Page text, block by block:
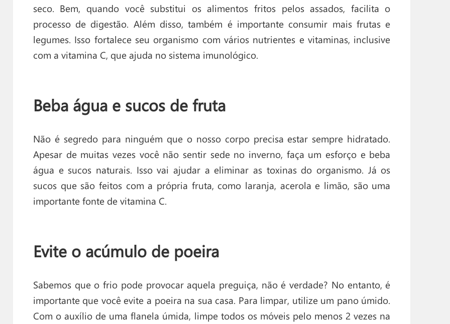
seco. Bem, quando você substitui os alimentos fritos pelos assados, facilita o
processo de digestão. Além disso, também é importante consumir mais frutas e
legumes. Isso fortalece seu organismo com vários nutrientes e vitaminas, inclusive
com a vitamina C, que ajuda no sistema imunológico.
Beba água e sucos de fruta
Não é segredo para ninguém que o nosso corpo precisa estar sempre hidratado.
Apesar de muitas vezes você não sentir sede no inverno, faça um esforço e beba
água e sucos naturais. Isso vai ajudar a eliminar as toxinas do organismo. Já os
sucos que são feitos com a própria fruta, como laranja, acerola e limão, são uma
importante fonte de vitamina C.
Evite o acúmulo de poeira
Sabemos que o frio pode provocar aquela preguiça, não é verdade? No entanto, é
importante que você evite a poeira na sua casa. Para limpar, utilize um pano úmido.
Com o auxílio de uma flanela úmida, limpe todos os móveis pelo menos 2 vezes na